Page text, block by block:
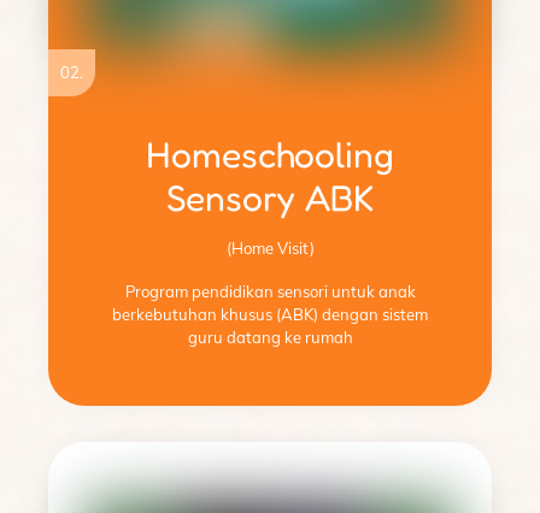
02.
Homeschooling
Sensory ABK
(Home Visit)
Program pendidikan sensori untuk anak
berkebutuhan khusus (ABK) dengan sistem
guru datang ke rumah